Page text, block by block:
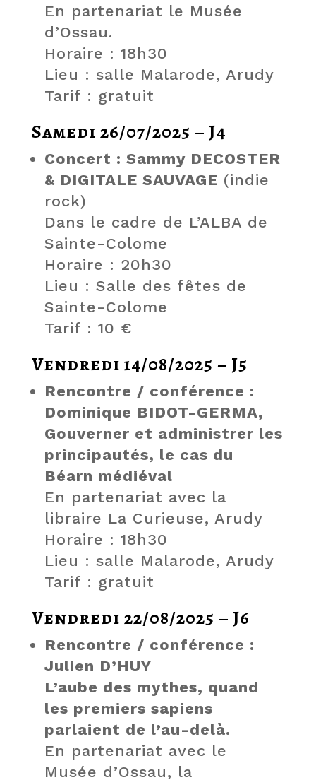
En partenariat le Musée
d’Ossau.
Horaire : 18h30
Lieu : salle Malarode, Arudy
Tarif : gratuit
Samedi 26/07/2025 – J4
Concert : Sammy DECOSTER
& DIGITALE SAUVAGE (indie
rock)
Dans le cadre de L’ALBA de
Sainte-Colome
Horaire : 20h30
Lieu : Salle des fêtes de
Sainte-Colome
Tarif : 10 €
Vendredi 14/08/2025 – J5
Rencontre / conférence :
Dominique BIDOT-GERMA,
Gouverner et administrer les
principautés, le cas du
Béarn médiéval
En partenariat avec la
libraire La Curieuse, Arudy
Horaire : 18h30
Lieu : salle Malarode, Arudy
Tarif : gratuit
Vendredi 22/08/2025 – J6
Rencontre / conférence :
Julien D’HUY
L’aube des mythes, quand
les premiers sapiens
parlaient de l’au-delà.
En partenariat avec le
Musée d’Ossau, la